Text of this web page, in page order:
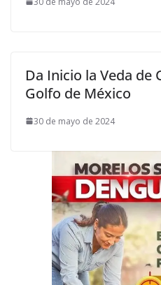
Da Inicio la Veda de
Golfo de México
30 de mayo de 2024